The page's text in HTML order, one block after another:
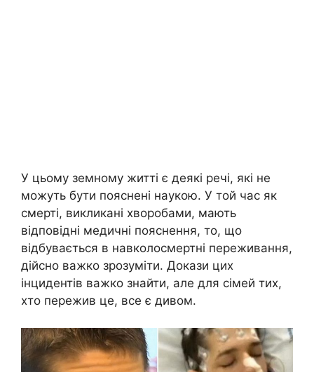
У цьому земному житті є деякі речі, які не
можуть бути пояснені наукою. У той час як
смерті, викликані хворобами, мають
відповідні медичні пояснення, то, що
відбувається в навколосмертні переживання,
дійсно важко зрозуміти. Докази цих
інцидентів важко знайти, але для сімей тих,
хто пережив це, все є дивом.